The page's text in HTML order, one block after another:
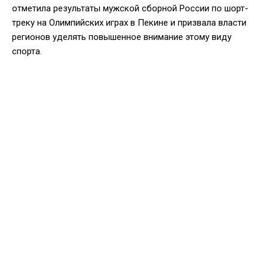
отметила результаты мужской сборной России по шорт-
треку на Олимпийских играх в Пекине и призвала власти
регионов уделять повышенное внимание этому виду
спорта.